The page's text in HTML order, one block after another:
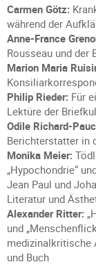
Carmen Götz:
während der
Anne-France
Rousseau und der
Marion Maria
Philip Rieder: Für
Lektüre der
Odile Richard-
Berichterstatter in
Monika Meier:
„Hypochondrie“
Jean Paul und
Literatur und
Alexander Ritter:
und
medizinalkritische
und Buch